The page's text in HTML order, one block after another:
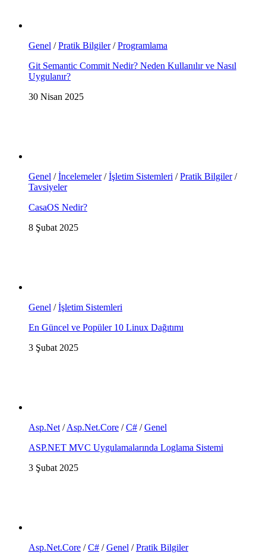
Genel /Pratik Bilgiler/Programlama
Git Semantic Commit Nedir? Neden Kullanılır ve Nasıl
Uygulanır?
30 Nisan 2025
Genel /İncelemeler/İşletim Sistemleri /Pratik Bilgiler/
Tavsiyeler
CasaOS Nedir?
8 Şubat 2025
Genel /İşletim Sistemleri
En Güncel ve Popüler 10 Linux Dağıtımı
3 Şubat 2025
Asp.Net /Asp.Net.Core /C# /Genel
ASP.NET MVC Uygulamalarında Loglama Sistemi
3 Şubat 2025
Asp.Net.Core /C# /Genel /Pratik Bilgiler